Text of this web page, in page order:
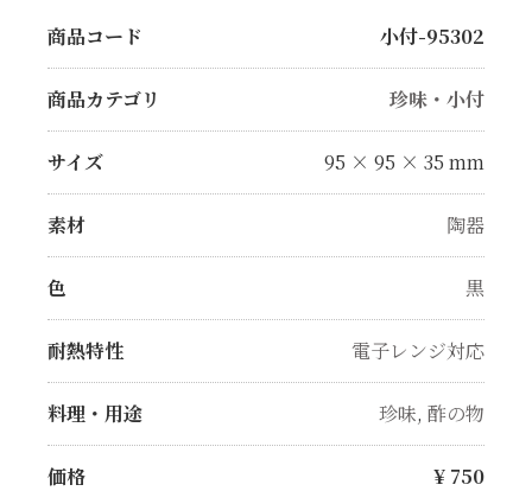
商品コード 小付-95302
商品カテゴリ 珍味・小付
サイズ 95 × 95 × 35 mm
素材 陶器
色 黒
耐熱特性 電子レンジ対応
料理・用途 珍味, 酢の物
価格 ¥ 750